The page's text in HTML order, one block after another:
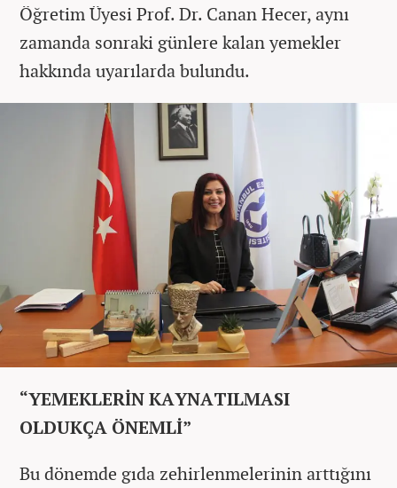
Öğretim Üyesi Prof. Dr. Canan Hecer, aynı
zamanda sonraki günlere kalan yemekler
hakkında uyarılarda bulundu.
“YEMEKLERİN KAYNATILMASI
OLDUKÇA ÖNEMLİ”
Bu dönemde gıda zehirlenmelerinin arttığını